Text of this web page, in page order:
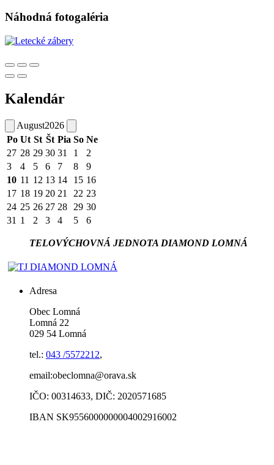
Náhodná fotogaléria
Kalendár
August2026
Po Ut St Št Pia So Ne
27 28 29 30 31 1
2
3
4 5 6 7 8
9
10 11 12 13 14 15 16
17 18 19 20 21 22 23
24 25 26 27 28 29 30
31 1 2 3 4 5 6
TELOVÝCHOVNÁ JEDNOTA DIAMOND LOMNÁ
Adresa
Obec Lomná
Lomná 22
029 54 Lomná
tel.: 043 /5572212,
email:obeclomna@orava.sk
IČO: 00314633, DIČ: 2020571685
IBAN SK9556000000004002916002